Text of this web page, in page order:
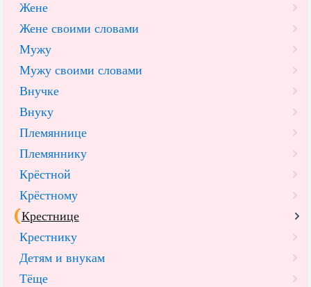
Жене
Жене своими словами
Мужу
Мужу своими словами
Внучке
Внуку
Племяннице
Племяннику
Крёстной
Крёстному
Крестнице
Крестнику
Детям и внукам
Тёще